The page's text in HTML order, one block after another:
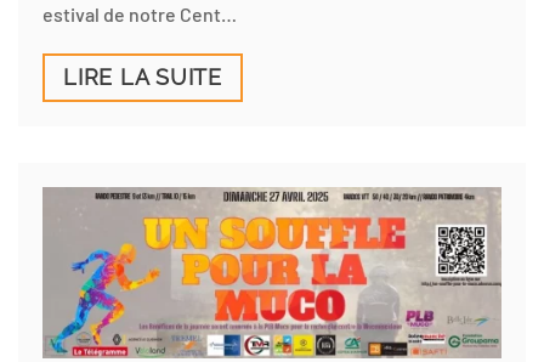
estival de notre Cent…
LIRE LA SUITE